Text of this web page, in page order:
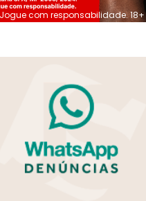
Jogue com responsabilidade. 18+